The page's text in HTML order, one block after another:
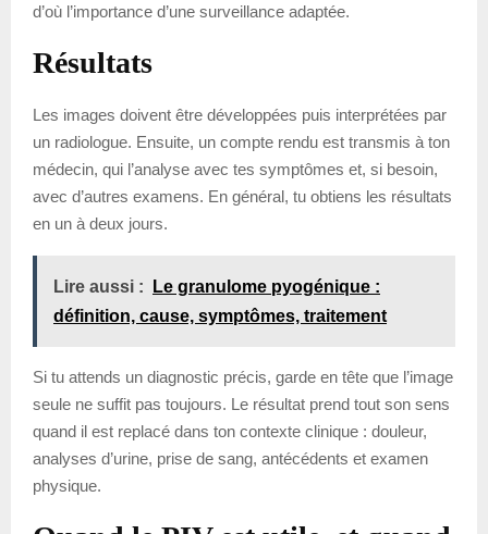
d’où l’importance d’une surveillance adaptée.
Résultats
Les images doivent être développées puis interprétées par
un radiologue. Ensuite, un compte rendu est transmis à ton
médecin, qui l’analyse avec tes symptômes et, si besoin,
avec d’autres examens. En général, tu obtiens les résultats
en un à deux jours.
Lire aussi :
Le granulome pyogénique :
définition, cause, symptômes, traitement
Si tu attends un diagnostic précis, garde en tête que l’image
seule ne suffit pas toujours. Le résultat prend tout son sens
quand il est replacé dans ton contexte clinique : douleur,
analyses d’urine, prise de sang, antécédents et examen
physique.